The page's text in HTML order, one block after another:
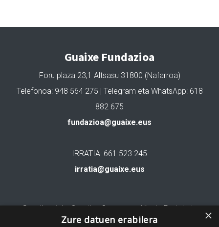
Guaixe Fundazioa
Foru plaza 23,1 Altsasu 31800 (Nafarroa)
Telefonoa: 948 564 275 | Telegram eta WhatsApp: 618
882 675
fundazioa@guaixe.eus
IRRATIA: 661 523 245
irratia@guaixe.eus
Gure lizentzia: Creative Commons Aitortu Partekatu ×
Zure datuen erabilera